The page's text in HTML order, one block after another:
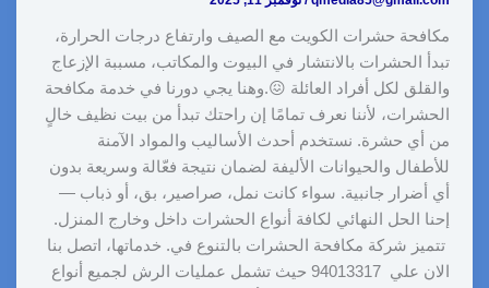
مكافحة حشرات الكويت مع الصيف وارتفاع درجات الحرارة،
تبدأ الحشرات بالانتشار في البيوت والمكاتب، مسببة الإزعاج
والقلق لكل أفراد العائلة 😖.وهنا يجي دورنا في خدمة مكافحة
الحشرات، لأننا نعرف تمامًا إن راحتك تبدأ من بيت نظيف خالٍ
من أي حشرة. نستخدم أحدث الأساليب والمواد الآمنة
للأطفال والحيوانات الأليفة لضمان نتيجة فعّالة وسريعة بدون
أي أضرار جانبية. سواء كانت نمل، صراصير، بق، أو ذباب —
إحنا الحل النهائي لكافة أنواع الحشرات داخل وخارج المنزل.
تتميز شركة مكافحة الحشرات بالتنوع في. خدماتها، اتصل بنا
الان علي 94013317 حيث تشمل عمليات الرش لجميع أنواع